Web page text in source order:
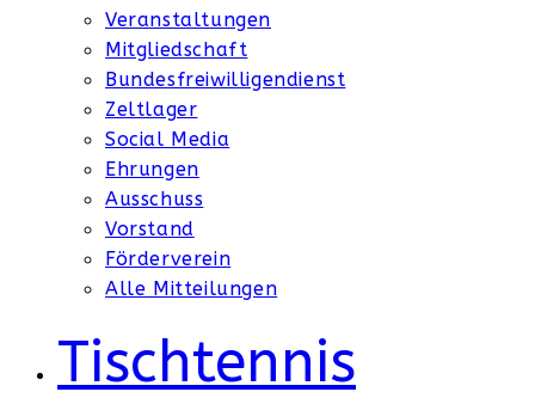
Veranstaltungen
Mitgliedschaft
Bundesfreiwilligendienst
Zeltlager
Social Media
Ehrungen
Ausschuss
Vorstand
Förderverein
Alle Mitteilungen
Tischtennis